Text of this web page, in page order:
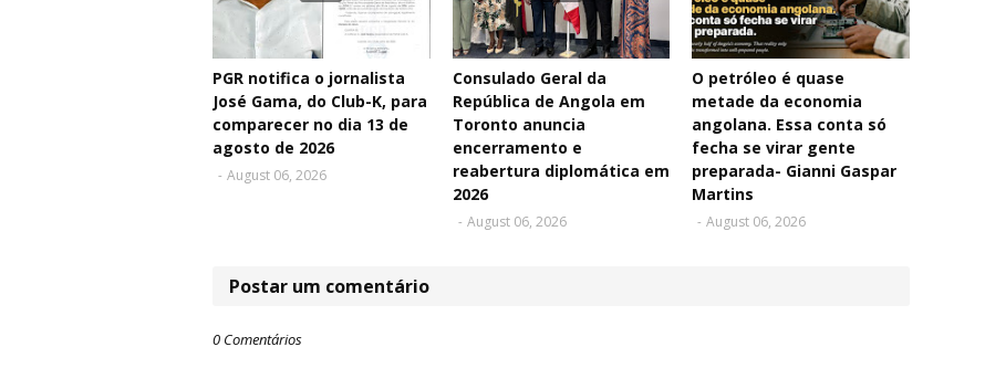
PGR notifica o jornalista
José Gama, do Club-K, para
comparecer no dia 13 de
agosto de 2026
- August 06, 2026
Consulado Geral da
República de Angola em
Toronto anuncia
encerramento e
reabertura diplomática em
2026
- August 06, 2026
O petróleo é quase
metade da economia
angolana. Essa conta só
fecha se virar gente
preparada- Gianni Gaspar
Martins
- August 06, 2026
Postar um comentário
0 Comentários